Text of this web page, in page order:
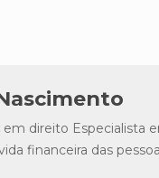
em direito Especialista
financeira das